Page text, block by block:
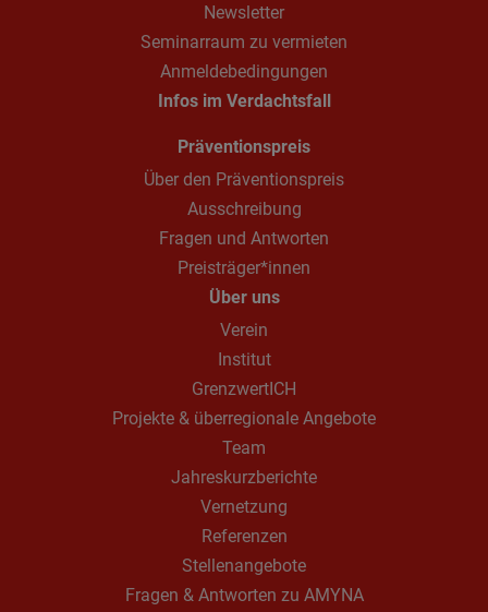
Newsletter
Seminarraum zu vermieten
Anmeldebedingungen
Infos im Verdachtsfall
Präventionspreis
Über den Präventionspreis
Ausschreibung
Fragen und Antworten
Preisträger*innen
Über uns
Verein
Institut
GrenzwertICH
Projekte & überregionale Angebote
Team
Jahreskurzberichte
Vernetzung
Referenzen
Stellenangebote
Fragen & Antworten zu AMYNA